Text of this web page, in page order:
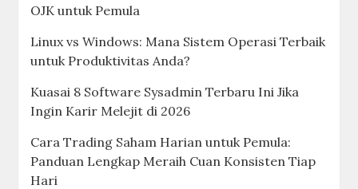
OJK untuk Pemula
Linux vs Windows: Mana Sistem Operasi Terbaik
untuk Produktivitas Anda?
Kuasai 8 Software Sysadmin Terbaru Ini Jika
Ingin Karir Melejit di 2026
Cara Trading Saham Harian untuk Pemula:
Panduan Lengkap Meraih Cuan Konsisten Tiap
Hari